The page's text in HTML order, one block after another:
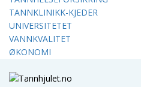
TANNKLINIKK-KJEDER
UNIVERSITETET
VANNKVALITET
ØKONOMI